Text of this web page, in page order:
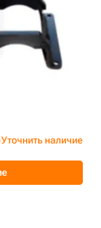
Уточнить наличие